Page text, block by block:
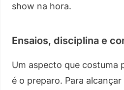
show na hora.
Ensaios, disciplina e
Um aspecto que costuma
é o preparo. Para alcançar